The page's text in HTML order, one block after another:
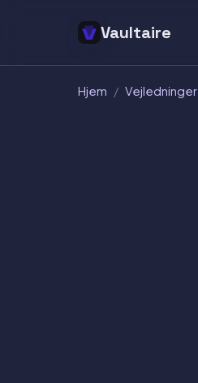
Vaultaire
Hjem / Vejledninger